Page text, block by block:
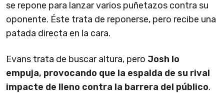
se repone para lanzar varios puñetazos contra su
oponente. Éste trata de reponerse, pero recibe una
patada directa en la cara.
Evans trata de buscar altura, pero Josh lo
empuja, provocando que la espalda de su rival
impacte de lleno contra la barrera del público.